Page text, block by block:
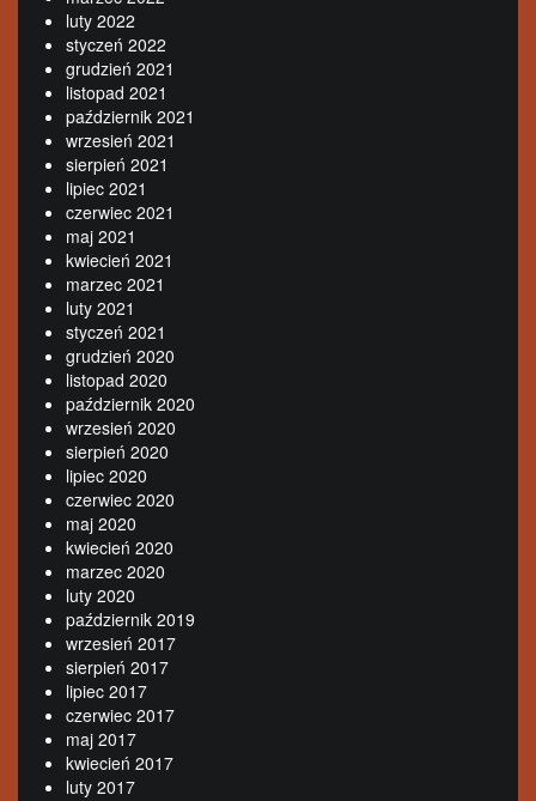
luty 2022
styczeń 2022
grudzień 2021
listopad 2021
październik 2021
wrzesień 2021
sierpień 2021
lipiec 2021
czerwiec 2021
maj 2021
kwiecień 2021
marzec 2021
luty 2021
styczeń 2021
grudzień 2020
listopad 2020
październik 2020
wrzesień 2020
sierpień 2020
lipiec 2020
czerwiec 2020
maj 2020
kwiecień 2020
marzec 2020
luty 2020
październik 2019
wrzesień 2017
sierpień 2017
lipiec 2017
czerwiec 2017
maj 2017
kwiecień 2017
luty 2017